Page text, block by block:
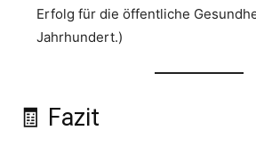
Erfolg für die öffentliche
Jahrhundert.)
🧾 Fazit